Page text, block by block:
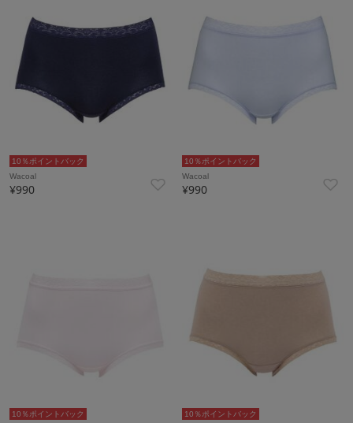
10％ポイントバック
Wacoal
¥990
10％ポイントバック
Wacoal
¥990
10％ポイントバック
10％ポイントバック